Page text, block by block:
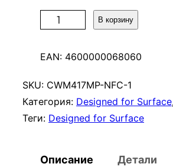
л
ч
е
с
В корзину
EAN: 4600000068060
SKU: CWM417MP-NFC-1
Категория: Designed for Surface
Теги: Designed for Surface
Описание Детали